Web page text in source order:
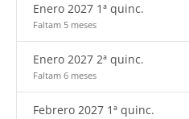
Enero 2027 1ª quinc.
Faltam 5 meses
Enero 2027 2ª quinc.
Faltam 6 meses
Febrero 2027 1ª quinc.